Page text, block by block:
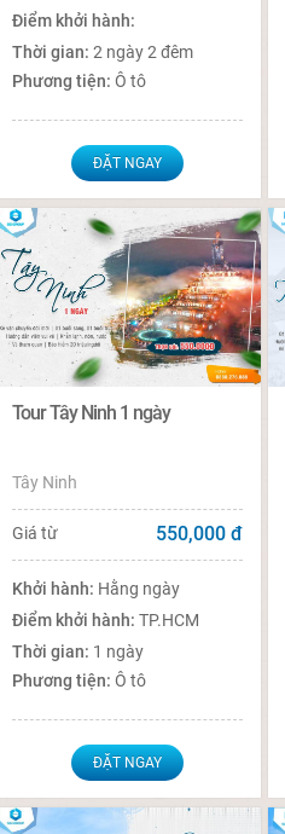
Điểm khởi hành:
Thời gian:2 ngày 2 đêm
Phương tiện:Ô tô
ĐẶT NGAY
Tour Tây Ninh 1 ngày
Tây Ninh
Giá từ 550,000 đ
Khởi hành: Hằng ngày
Điểm khởi hành:TP.HCM
Thời gian: 1 ngày
Phương tiện:Ô tô
ĐẶT NGAY